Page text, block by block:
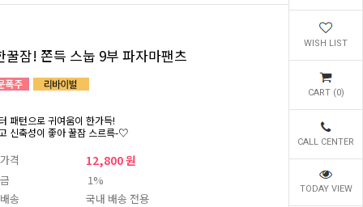
WISH LIST
CART (0)
CALL CENTER
TODAY VIEW
꿀잠! 쫀득 스눕 9부 파자마팬츠
패턴으로 귀여움이 한가득!
신축성이 좋아 꿀잠 스르륵-♡
격 12,800 원
1%
송
국내 배송 전용